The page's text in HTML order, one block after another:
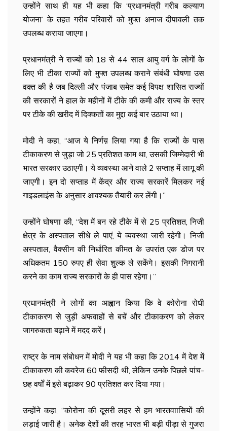
उन्होंने साथ ही यह भी कहा कि ‘प्रधानमंत्री गरीब कल्याण
योजना’ के तहत गरीब परिवारों को मुफ्त अनाज दीपावली तक
उपलब्ध कराया जाएगा।
प्रधानमंत्री ने राज्यों को 18 से 44 साल आयु वर्ग के लोगों के
लिए भी टीका राज्यों को मुफ्त उपलब्ध कराने संबंधी घोषणा उस
वक्त की है जब दिल्ली और पंजाब समेत कई विपक्ष शासित राज्यों
की सरकारों ने हाल के महीनों में टीके की कमी और राज्य के स्तर
पर टीके की खरीद में दिक्कतों का मुद्दा कई बार उठाया था।
मोदी ने कहा, ‘‘आज ये निर्णय़ लिया गया है कि राज्यों के पास
टीकाकरण से जुड़ा जो 25 प्रतिशत काम था, उसकी जिम्मेदारी भी
भारत सरकार उठाएगी। ये व्यवस्था आने वाले 2 सप्ताह में लागू की
जाएगी। इन दो सप्ताह में केंद्र और राज्य सरकारें मिलकर नई
गाइडलाइंस के अनुसार आवश्यक तैयारी कर लेंगी।’’
उन्होंने घोषणा की, ‘‘देश में बन रहे टीके में से 25 प्रतिशत, निजी
क्षेत्र के अस्पताल सीधे ले पाएं, ये व्यवस्था जारी रहेगी। निजी
अस्पताल, वैक्सीन की निर्धारित कीमत के उपरांत एक डोज पर
अधिकतम 150 रुपए ही सेवा शुल्क ले सकेंगे। इसकी निगरानी
करने का काम राज्य सरकारों के ही पास रहेगा।’’
प्रधानमंत्री ने लोगों का आह्वान किया कि वे कोरोना रोधी
टीकाकरण से जुड़ी अफवाहों से बचें और टीकाकरण को लेकर
जागरुकता बढ़ाने में मदद करें।
राष्ट्र के नाम संबोधन में मोदी ने यह भी कहा कि 2014 में देश में
टीकाकरण की कवरेज 60 फीसदी थी, लेकिन उनके पिछले पांच-
छह वर्षों में इसे बढ़ाकर 90 प्रतिशत कर दिया गया।
उन्होंने कहा, ‘‘कोरोना की दूसरी लहर से हम भारतवाासियों की
लड़ाई जारी है। अनेक देशों की तरह भारत भी बड़ी पीड़ा से गुजरा